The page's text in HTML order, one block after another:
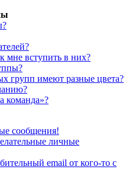
мне вступить в них?
групп имеют разные цвета?
команда»?
сообщения!
личные
email от кого-то с